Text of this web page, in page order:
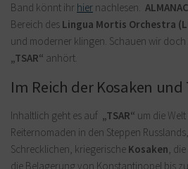
Band könnt ihr hier nachlesen. ALMANAC
Bereich des Lingua Mortis Orchestra
und moderner klingen. Schauen wir
„TSAR“ anhört.
Im Reich der Kosaken und
Inhaltlich geht es auf „TSAR“ um die
Reiternomaden in den Steppen
Schrecklichen, kriegerische Kosaken, die
die Belagerung von Konstantinopel bis